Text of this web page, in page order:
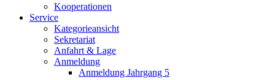
Kooperationen
Service
Kategorieansicht
Sekretariat
Anfahrt & Lage
Anmeldung
Anmeldung Jahrgang 5